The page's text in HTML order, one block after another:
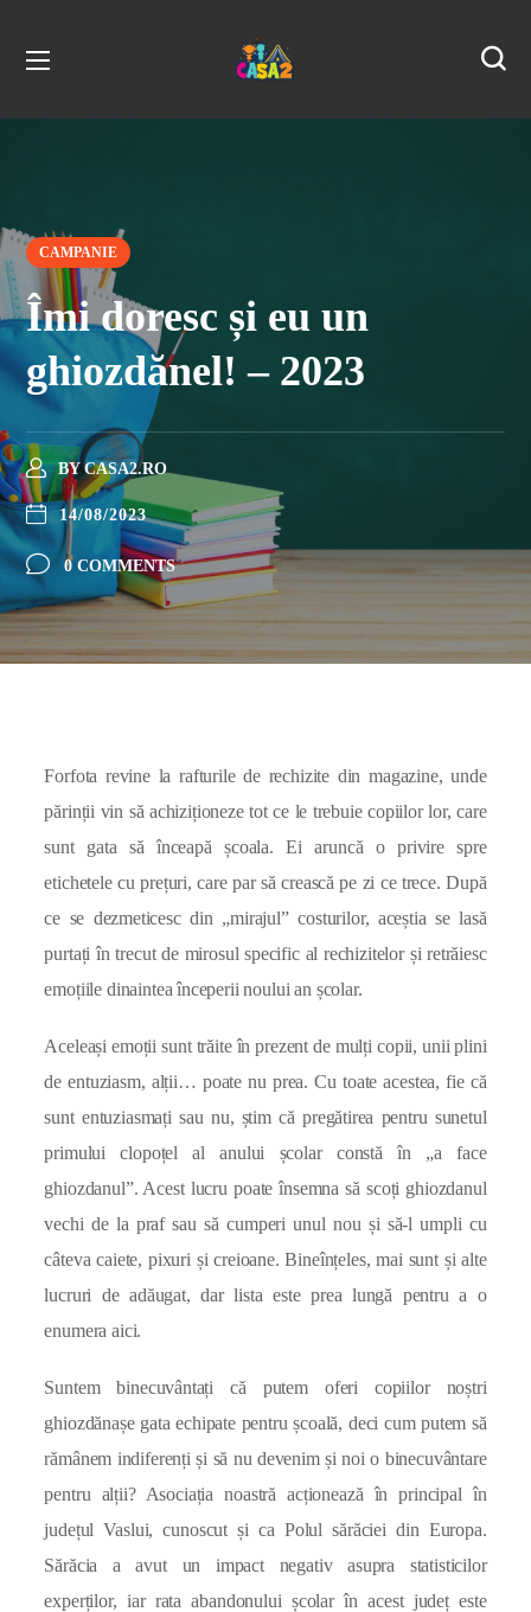
CAMPANIE
Îmi doresc și eu un
ghiozdănel! – 2023
BY CASA2.RO
14/08/2023
0 COMMENTS
Forfota revine la rafturile de rechizite din magazine, unde
părinții vin să achiziționeze tot ce le trebuie copiilor lor, care
sunt gata să înceapă școala. Ei aruncă o privire spre
etichetele cu prețuri, care par să crească pe zi ce trece. După
ce se dezmeticesc din „mirajul” costurilor, aceștia se lasă
purtați în trecut de mirosul specific al rechizitelor și retrăiesc
emoțiile dinaintea începerii noului an școlar.
Aceleași emoții sunt trăite în prezent de mulți copii, unii plini
de entuziasm, alții… poate nu prea. Cu toate acestea, fie că
sunt entuziasmați sau nu, știm că pregătirea pentru sunetul
primului clopoțel al anului școlar constă în „a face
ghiozdanul”. Acest lucru poate însemna să scoți ghiozdanul
vechi de la praf sau să cumperi unul nou și să-l umpli cu
câteva caiete, pixuri și creioane. Bineînțeles, mai sunt și alte
lucruri de adăugat, dar lista este prea lungă pentru a o
enumera aici.
Suntem binecuvântați că putem oferi copiilor noștri
ghiozdănașe gata echipate pentru școală, deci cum putem să
rămânem indiferenți și să nu devenim și noi o binecuvântare
pentru alții? Asociația noastră acționează în principal în
județul Vaslui, cunoscut și ca Polul sărăciei din Europa.
Sărăcia a avut un impact negativ asupra statisticilor
experților, iar rata abandonului școlar în acest județ este